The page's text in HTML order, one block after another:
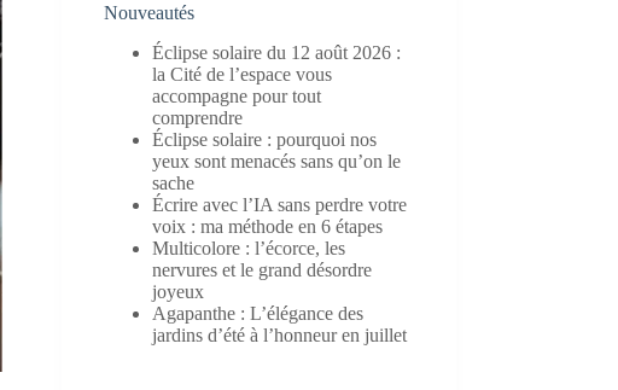
Nouveautés
Éclipse solaire du 12 août 2026 :
la Cité de l’espace vous
accompagne pour tout
comprendre
Éclipse solaire : pourquoi nos
yeux sont menacés sans qu’on le
sache
Écrire avec l’IA sans perdre votre
voix : ma méthode en 6 étapes
Multicolore : l’écorce, les
nervures et le grand désordre
joyeux
Agapanthe : L’élégance des
jardins d’été à l’honneur en juillet